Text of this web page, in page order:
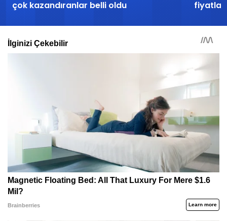
çok kazandıranlar belli oldu fiyatlar